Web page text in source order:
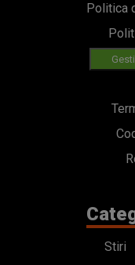
Politica
Stiri